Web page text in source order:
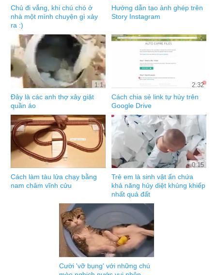
Chủ đi vắng, khi chú chó ở
nhà một mình chuyện gì xảy
ra :)
Hướng dẫn tạo ảnh ghép trên
Story Instagram
1:1
Đây là các anh thợ xây giặt
quần áo
2:32
Cách chia sẻ link tự hủy trên
Google Drive
Cách làm tàu lửa chạy bằng
nam châm vĩnh cửu
0:15
Trẻ em là sinh vật ẩn chứa
khả năng hủy diệt khủng khiếp
nhất quả đất
Cười 'vỡ bụng' với những chú